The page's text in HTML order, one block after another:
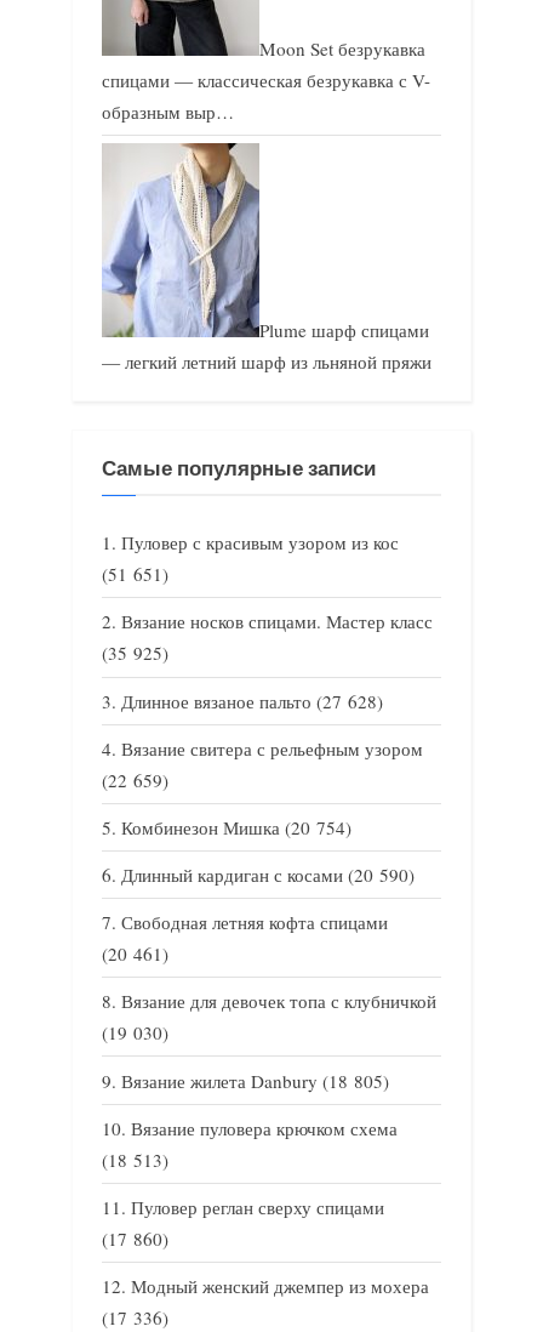
Moon Set безрукавка
спицами — классическая безрукавка с V-
образным выр…
Plume шарф спицами
— легкий летний шарф из льняной пряжи
Самые популярные записи
Пуловер с красивым узором из кос
(51 651)
Вязание носков спицами. Мастер класс
(35 925)
Длинное вязаное пальто (27 628)
Вязание свитера с рельефным узором
(22 659)
Комбинезон Мишка (20 754)
Длинный кардиган с косами (20 590)
Свободная летняя кофта спицами
(20 461)
Вязание для девочек топа с клубничкой
(19 030)
Вязание жилета Danbury (18 805)
Вязание пуловера крючком схема
(18 513)
Пуловер реглан сверху спицами
(17 860)
Модный женский джемпер из мохера
(17 336)